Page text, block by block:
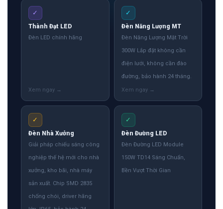
✓
Thành Đạt LED
Đèn LED chính hãng
✓
Đèn Năng Lượng MT
Đèn Năng Lượng Mặt Trời
300W Lắp đặt không cần
điện lưới, không cần đào
đường, bảo hành 24 tháng.
✓
Đèn Nhà Xưởng
Giải pháp chiếu sáng công
nghiệp thế hệ mới cho nhà
xưởng, kho bãi, nhà máy
sản xuất. Chip SMD 2835
chống chói, driver hãng
✓
Đèn Đường LED
Đèn Đường LED Module
150W TD14 Sáng Chuẩn,
Bền Vượt Thời Gian